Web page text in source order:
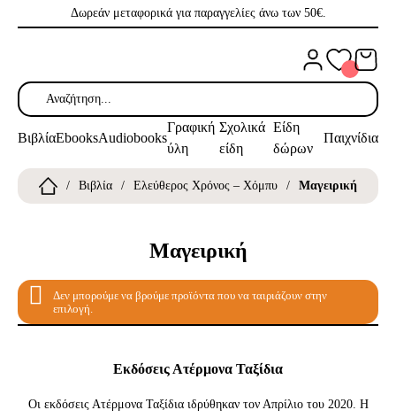
Δωρεάν μεταφορικά για παραγγελίες άνω των 50€.
Καλάθι
ΒιβλίαEbooksAudiobooks
Γραφική
ύλη
Σχολικά
είδη
Είδη
δώρων
Παιχνίδια
Βιβλία Ελεύθερος Χρόνος – Χόμπυ Μαγειρική
Μαγειρική
Δεν μπορούμε να βρούμε προϊόντα που να ταιριάζουν στην
επιλογή.
Εκδόσεις Ατέρμονα Ταξίδια
Οι εκδόσεις Ατέρμονα Ταξίδια ιδρύθηκαν τον Απρίλιο του 2020. Η